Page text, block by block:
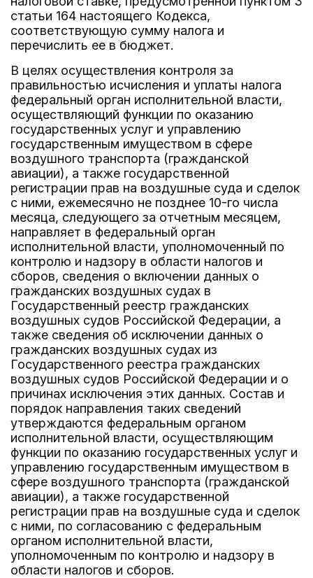
статьи 164 настоящего Кодекса,
соответствующую сумму налога и
перечислить ее в бюджет.
В целях осуществления контроля за
правильностью исчисления и уплаты налога
федеральный орган исполнительной власти,
осуществляющий функции по оказанию
государственных услуг и управлению
государственным имуществом в сфере
воздушного транспорта (гражданской
авиации), а также государственной
регистрации прав на воздушные суда и сделок
с ними, ежемесячно не позднее 10-го числа
месяца, следующего за отчетным месяцем,
направляет в федеральный орган
исполнительной власти, уполномоченный по
контролю и надзору в области налогов и
сборов, сведения о включении данных о
гражданских воздушных судах в
Государственный реестр гражданских
воздушных судов Российской Федерации, а
также сведения об исключении данных о
гражданских воздушных судах из
Государственного реестра гражданских
воздушных судов Российской Федерации и о
причинах исключения этих данных. Состав и
порядок направления таких сведений
утверждаются федеральным органом
исполнительной власти, осуществляющим
функции по оказанию государственных услуг и
управлению государственным имуществом в
сфере воздушного транспорта (гражданской
авиации), а также государственной
регистрации прав на воздушные суда и сделок
с ними, по согласованию с федеральным
органом исполнительной власти,
уполномоченным по контролю и надзору в
области налогов и сборов.